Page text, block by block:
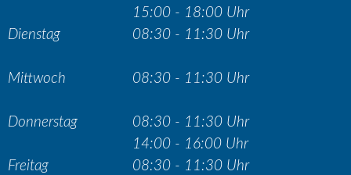
15:00 - 18:00 Uhr
Dienstag
08:30 - 11:30 Uhr
Mittwoch 08:30 - 11:30 Uhr
Donnerstag
08:30 - 11:30 Uhr
14:00 - 16:00 Uhr
Freitag
08:30 - 11:30 Uhr